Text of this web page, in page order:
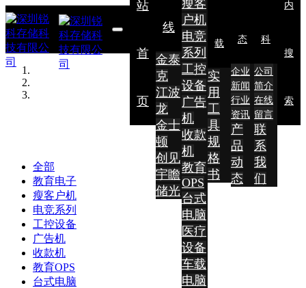
站
首
页
线
金泰
克
江波
龙
金士
顿
创见
宇瞻
储光
瘦客
户机
电竞
系列
工控
设备
广告
机
收款
机
教育
OPS
台式
电脑
医疗
设备
车载
电脑
载
实
用
工
具
规
格
书
态
企业
新闻
行业
资讯
产
品
动
态
科
公司
简介
在线
留言
联
系
我
们
内
搜
索
全部
教育电子
瘦客户机
电竞系列
工控设备
广告机
收款机
教育OPS
台式电脑